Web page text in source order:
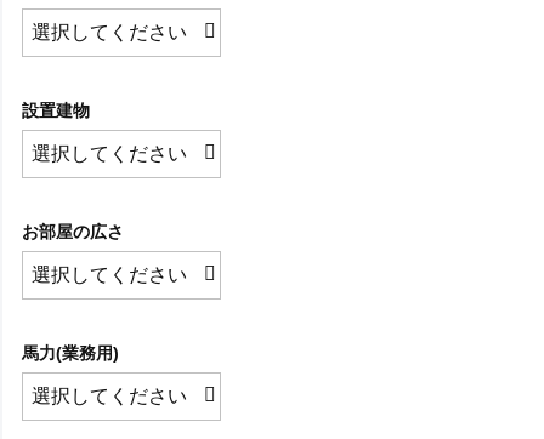
設置建物
お部屋の広さ
馬力(業務用)